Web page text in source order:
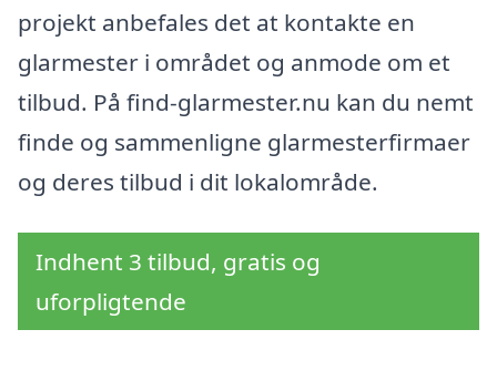
projekt anbefales det at kontakte en
glarmester i området og anmode om et
tilbud. På find-glarmester.nu kan du nemt
finde og sammenligne glarmesterfirmaer
og deres tilbud i dit lokalområde.
Indhent 3 tilbud, gratis og
uforpligtende